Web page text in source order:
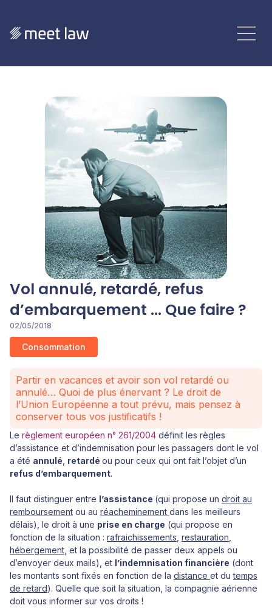
Vol annulé, retardé, refus
d’embarquement ... Que faire ?
02/05/2018
Consommation
Partir en vacances et avoir son vol retardé ou
annulé… Quoi de plus énervant ? Le droit de
l’Union Européenne a tout prévu, mais pensez à
conserver tous vos justificatifs !
Le règlement européen n° 261/2004 définit les règles
d’assistance et d’indemnisation pour les passagers dont le vol
a été annulé retardé ou pour ceux qui ont fait l’objet d’un
refus d’embarquement.
Il faut distinguer entre l’assistance (qui propose un droit au
remboursement ou au réacheminement dans les meilleurs
délais), le droit à une prise en charge (qui propose en
fonction de la situation : rafraichissements restauration
hébergement , et la possibilité de passer deux appels ou
d’envoyer deux mails), et l’indemnisation financière (dont
les montants sont fixés en fonction de la distance et dutemps
de retard). Quelle que soit la situation, la compagnie aérienne
doit vous informer sur vos droits !